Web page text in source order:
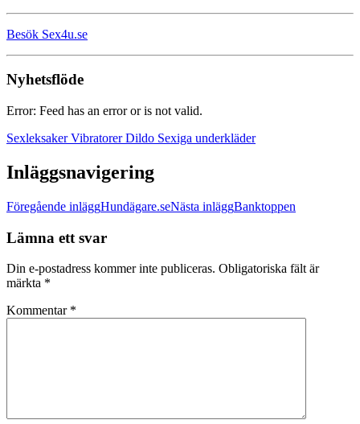
Besök Sex4u.se
Nyhetsflöde
Error: Feed has an error or is not valid.
Sexleksaker Vibratorer Dildo Sexiga underkläder
Inläggsnavigering
Föregående inläggHundägare.seNästa inläggBanktoppen
Lämna ett svar
Din e-postadress kommer inte publiceras. Obligatoriska fält är
märkta *
Kommentar *